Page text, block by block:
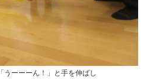
「うーーーん！」と手を伸ばし